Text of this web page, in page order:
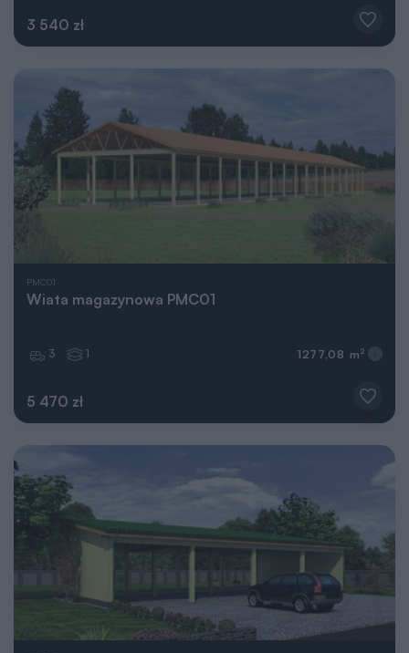
3 540 zł
PMC01
Wiata magazynowa PMC01
5 470 zł
3 1 1277,08 m 2